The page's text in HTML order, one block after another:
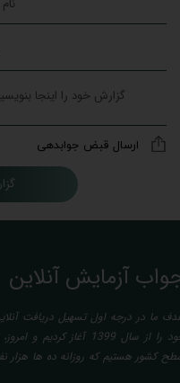
ارسال قبض جوابدهی
آزمایش آنلاین
ما در درجه اول تسهیل دریافت
خود را از سال 1399
کشور هستیم که روزانه ده ها هزار